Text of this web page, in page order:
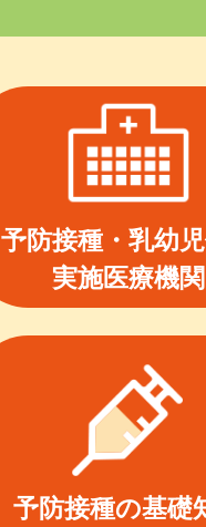
予防接種・乳幼
実施医療機関
予防接種の基礎